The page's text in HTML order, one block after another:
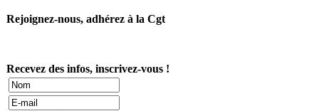
Rejoignez-nous, adhérez à la Cgt
Recevez des infos, inscrivez-vous !